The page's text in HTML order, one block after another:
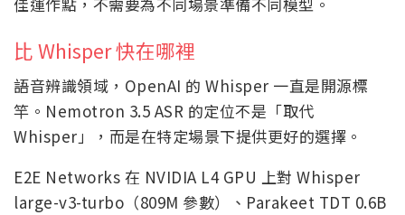
比 Whisper 快在哪裡
語音辨識領域，OpenAI 的 Whisper 一直是開源標
竿。Nemotron 3.5 ASR 的定位不是「取代
Whisper」，而是在特定場景下提供更好的選擇。
E2E Networks 在 NVIDIA L4 GPU 上對 Whisper
large-v3-turbo（809M 參數）、Parakeet TDT 0.6B